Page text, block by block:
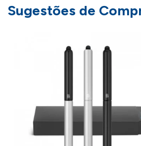
Sugestões de